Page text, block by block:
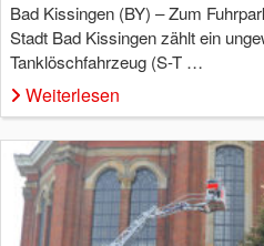
Bad Kissingen (BY) – Zum
Stadt Bad Kissingen zählt ein
Tanklöschfahrzeug (S-T …
Weiterlesen